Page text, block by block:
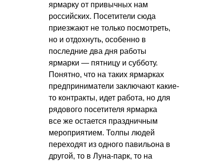
ярмарку от привычных нам
российских. Посетители сюда
приезжают не только посмотреть,
но и отдохнуть, особенно в
последние два дня работы
ярмарки — пятницу и субботу.
Понятно, что на таких ярмарках
предприниматели заключают какие-
то контракты, идет работа, но для
рядового посетителя ярмарка
все же остается праздничным
мероприятием. Толпы людей
переходят из одного павильона в
другой, то в Луна-парк, то на